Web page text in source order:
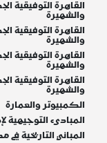
القاهرة التوفيقية
والشهيرة
القاهرة التوفيقية
والشهيرة
القاهرة التوفيقية
والشهيرة
القاهرة التوفيقية
والشهيرة
الكمبيوتر والعمارة
المبادىء التوجيهية
المباني التاريخية في